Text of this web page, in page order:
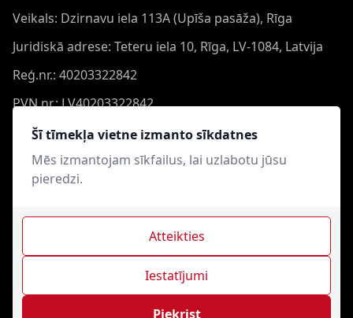
Šī tīmekļa vietne izmanto sīkdatnes
Mēs izmantojam sīkfailus, lai uzlabotu jūsu
pieredzi.
Piekrist
Iestatījumi
Atteikties
Veikals: Dzirnavu iela 113A (Upīša pasāža), Rīga
Juridiskā adrese: Teteru iela 10, Rīga, LV-1084, Latvija
Reģ.nr.: 40203322842
PVN nr.: LV40203322842
Banka: Swedbank AS
Konts: LV44HABA0551050864473
Swift: HABALV22
Mūzikas Centrs © 2021-2026. Visas tiesības aizsargātas.
Interneta veikala izveide - Magecode